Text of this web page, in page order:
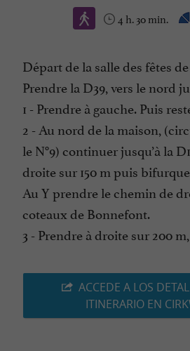
4 h. 30 min.
Départ de la salle des fêtes
Prendre la D39, vers le nord
1 - Prendre à gauche. Puis
2 - Au nord de la maison,
le N°9) continuer jusqu’à la
droite sur 150 m puis
Au Y prendre le chemin de
coteaux de Bonnefont.
3 - Prendre à droite sur 200
ACCEDE A LOS
ITINERARIO EN